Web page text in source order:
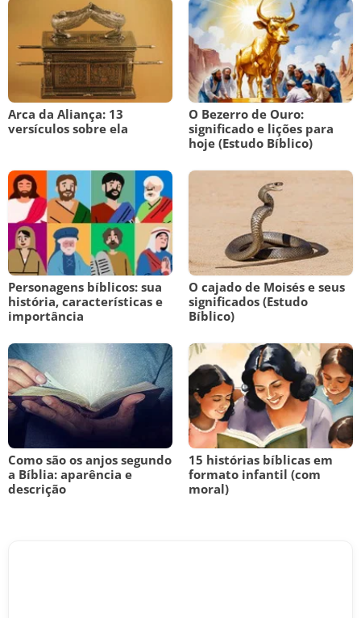
Arca da Aliança: 13
versículos sobre ela
O Bezerro de Ouro:
significado e lições para
hoje (Estudo Bíblico)
Personagens bíblicos: sua
história, características e
importância
O cajado de Moisés e seus
significados (Estudo
Bíblico)
Como são os anjos segundo
a Bíblia: aparência e
descrição
15 histórias bíblicas em
formato infantil (com
moral)